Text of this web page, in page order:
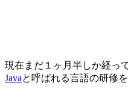
現在まだ１ヶ月半しか経っ
Javaと呼ばれる言語の研修